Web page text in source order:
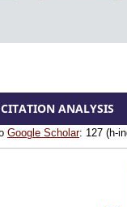
CITATION ANALYSIS